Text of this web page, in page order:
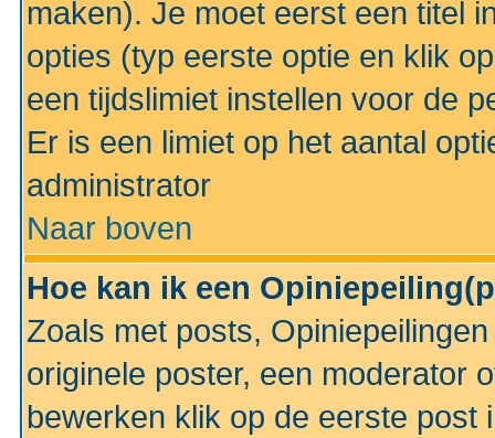
maken). Je moet eerst een titel
opties (typ eerste optie en klik
een tijdslimiet instellen voor de
Er is een limiet op het aantal
administrator
Naar boven
Hoe kan ik een
Zoals met posts,
originele poster, een moderator
bewerken klik op de eerste post